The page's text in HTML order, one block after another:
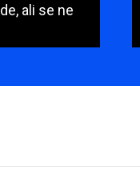
ali se ne